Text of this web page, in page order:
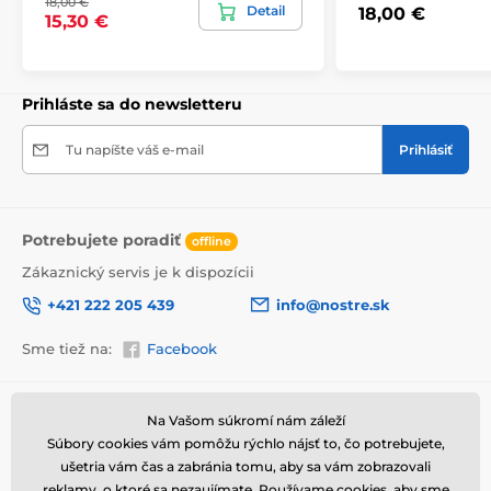
v odolnej
lepenkovej krabici (5vl).
Navyše pre
upozornenie prepravcu o krehkom produkte,
prepravy.
Vysoko kvalitné plátno, ktorého hmotnosť je 370
zabezpečia sýtosť farieb (12-16 pass, ink density 200).
Husto situované spony.
Nepotrebnosť ďalšieho rámu.
Možnosť okamžitého zavesenia (závesy sú
umiestnené na zadnej strane).
15,30 €
Detail 18,00 €
Prihláste sa do newsletteru
Tu napíšte váš e-mail Prihlásiť
Potrebujete poradiť offline
Zákaznický servis je k dispozícii
+421 222 205 439
info@nostre.sk
Sme tiež na: Facebook
Informácie o nákupe
Obchodné a reklamačné
podmienky
Užitočné informácie
Často kladené otázky
Magazín
Na Vašom súkromí nám záleží
Súbory cookies vám pomôžu rýchlo nájsť to, čo potrebujete,
ušetria vám čas a zabránia tomu, aby sa vám zobrazovali